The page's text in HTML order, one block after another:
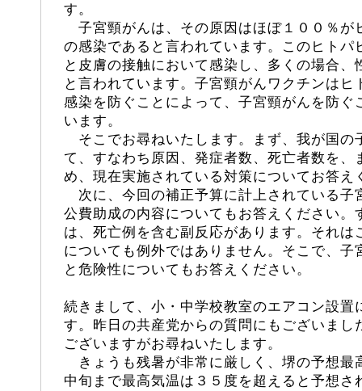
す。
子宮頸がんは、その原因はほぼ１００％が
の感染であると言われています。このヒトパ
と皮膚の接触において感染し、多くの場合、
と言われています。子宮頸がんワクチンはヒ
感染を防ぐことによって、子宮頸がんを防ぐ
います。
そこでお尋ねいたします。まず、我が国の
て、すなわち原因、発症者数、死亡者数を、
め、現在実施されている対策についてお答え
次に、今回の補正予算に計上されている子
公費助成の内容についてもお答えください。
は、死亡例を含む副反応があります。それは
についても例外ではありません。そこで、子
と危険性についてもお答えください。
続きまして、小・中学校教室のエアコン設置
す。昨日の共産党からの質問にもございまし
ございますがお尋ねいたします。
きょうも残暑が非常に厳しく、堺の予想最
中旬まで最高気温は３５度を超えると予想さ